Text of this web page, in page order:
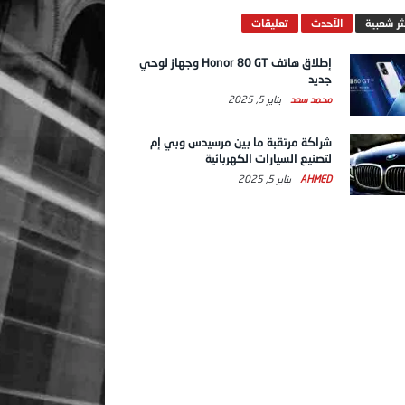
شعبية الآحدث تعليقات
إطلاق هاتف Honor 80 GT وجهاز لوحي
جديد
محمد سعد يناير 5, 2025
شراكة مرتقبة ما بين مرسيدس وبي إم
لتصنيع السيارات الكهربائية
AHMED يناير 5, 2025